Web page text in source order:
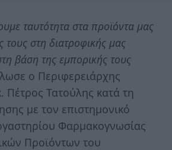
ταυτότητα στα προϊόντα μας
τους στη διατροφικής μας
βάση της εμπορικής τους
ο Περιφερειάρχης
Τατούλης κατά τη
με τον επιστημονικό
Φαρμακογνωσίας
Προϊόντων του